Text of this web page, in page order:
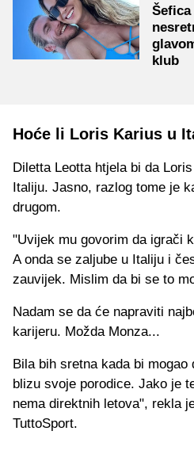
klub
Hoće li Loris Karius u
Diletta Leotta htjela bi da
Italiju. Jasno, razlog tome je
drugom.
"Uvijek mu govorim da igrači
A onda se zaljube u Italiju i
zauvijek. Mislim da bi se to
Nadam se da će napraviti
karijeru. Možda Monza...
Bila bih sretna kada bi
blizu svoje porodice. Jako je
nema direktnih letova", rekla
TuttoSport.